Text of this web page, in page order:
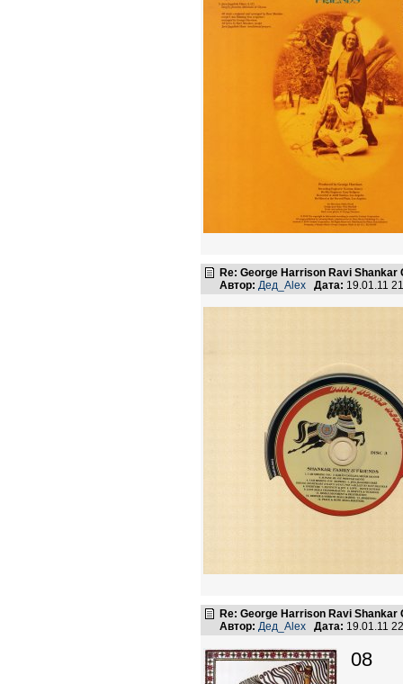
Re: George Harrison Ravi
Автор: Дед_Alex Дата: 19.01.11
Re: George Harrison Ravi
Автор: Дед_Alex Дата: 19.01.11
08